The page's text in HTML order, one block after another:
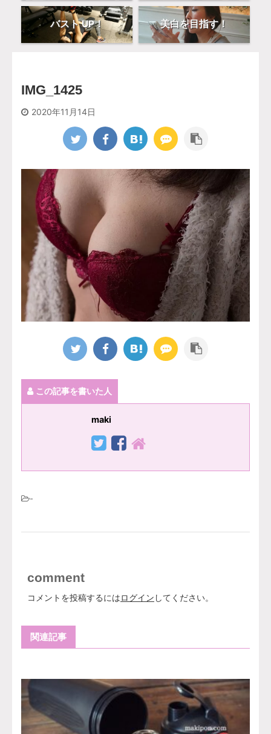
バスト UP！ 美白を目指す！
IMG_1425
2020年11月14日
この記事を書いた人
maki
-
comment
コメントを投稿するにはログイン してください。
関連記事